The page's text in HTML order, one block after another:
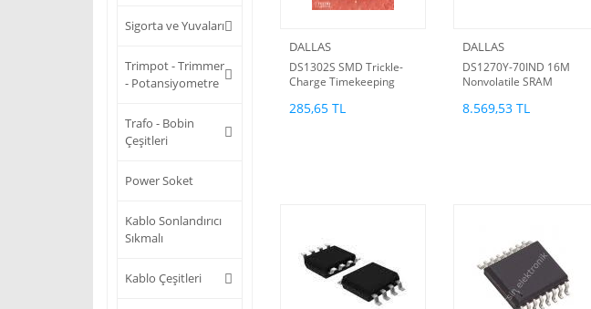
Sigorta ve Yuvaları
Trimpot - Trimmer
- Potansiyometre
Trafo - Bobin
Çeşitleri
Power Soket
Kablo Sonlandırıcı
Sıkmalı
Kablo Çeşitleri
DALLAS
DS1302S SMD Trickle-
Charge Timekeeping
WSOIC-8 (Dallas orjinal)
285,65 TL
DALLAS
DS1270Y-70IND 16M
Nonvolatile SRAM
8.569,53 TL